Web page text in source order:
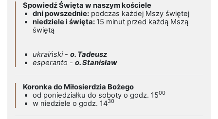
Spowiedź Święta w naszym kościele
dni powszednie: podczas każdej Mszy świętej
niedziele i święta: 15 minut przed każdą Mszą
świętą
ukraiński - o. Tadeusz
esperanto - o. Stanisław
Koronka do Miłosierdzia Bożego
od poniedziałku do soboty o godz. 1500
w niedziele o godz. 1430